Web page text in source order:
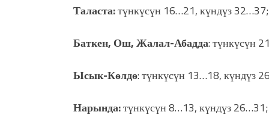
Таласта:түнкүсүн 16…21, күндүз 32…37;
Баткен, Ош, Жалал-Абадда: түнкүсүн
Ысык-Көлдө: түнкүсүн 13…18, күндүз
Нарында:түнкүсүн 8…13, күндүз 26…31;